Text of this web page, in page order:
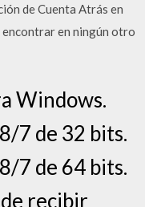
de Cuenta Atrás en
encontrar en ningún otro
Windows.
7 de 32 bits.
7 de 64 bits.
recibir